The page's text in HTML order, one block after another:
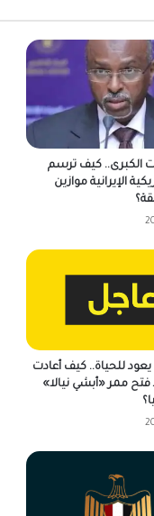
الكبرى.. كيف ترسم
الإيرانية موازين
للحياة.. كيف أعادت
ممر «أبشي نيالا»